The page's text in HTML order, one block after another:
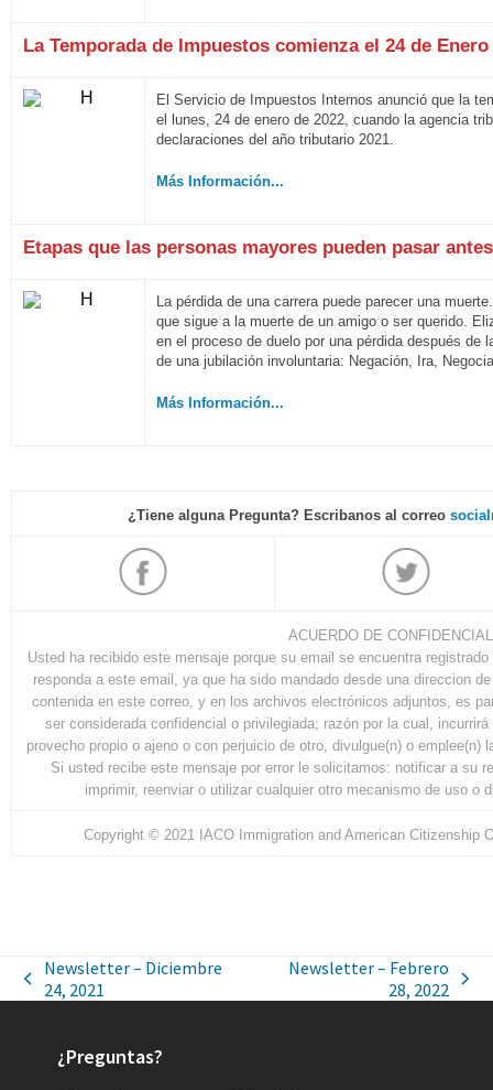
La Temporada de Impuestos comienza el 24 de Enero
El Servicio de Impuestos Internos anunció que la
el lunes, 24 de enero de 2022, cuando la agencia
declaraciones del año tributario 2021.
Más Información...
Etapas que las personas mayores pueden pasar
La pérdida de una carrera puede parecer una
que sigue a la muerte de un amigo o ser querido.
en el proceso de duelo por una pérdida después
de una jubilación involuntaria: Negación, Ira,
Más Información...
¿Tiene alguna Pregunta? Escribanos al correo
ACUERDO DE
Usted ha recibido este mensaje porque su email se encuentra
responda a este email, ya que ha sido mandado desde una direccion
contenida en este correo, y en los archivos electrónicos adjuntos, es
ser considerada confidencial o privilegiada; razón por la cual,
provecho propio o ajeno o con perjuicio de otro, divulgue(n) o
Si usted recibe este mensaje por error le solicitamos: notificar a su
imprimir, reenviar o utilizar cualquier otro mecanismo de uso o
Copyright © 2021 IACO Immigration and American Citizenship
Newsletter – Diciembre
24, 2021
Newsletter – Febrero
28, 2022
¿Preguntas?